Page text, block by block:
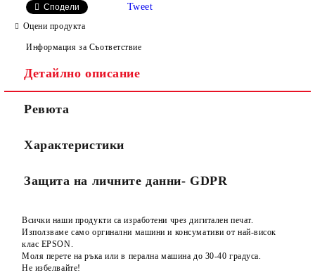
Съгласен съм с
Ние ще се свържем с вас в рамките на работния ден.
Сподели Tweet
Оцени продукта
Информация за Съответствие
Детайлно описание
Ревюта
Характеристики
Защита на личните данни- GDPR
Всички наши продукти са изработени чрез дигитален печат.
Използваме само оргинални машини и консумативи от най-висок
клас EPSON.
Моля перете на ръка или в перална машина до 30-40 градуса.
Не избелвайте!